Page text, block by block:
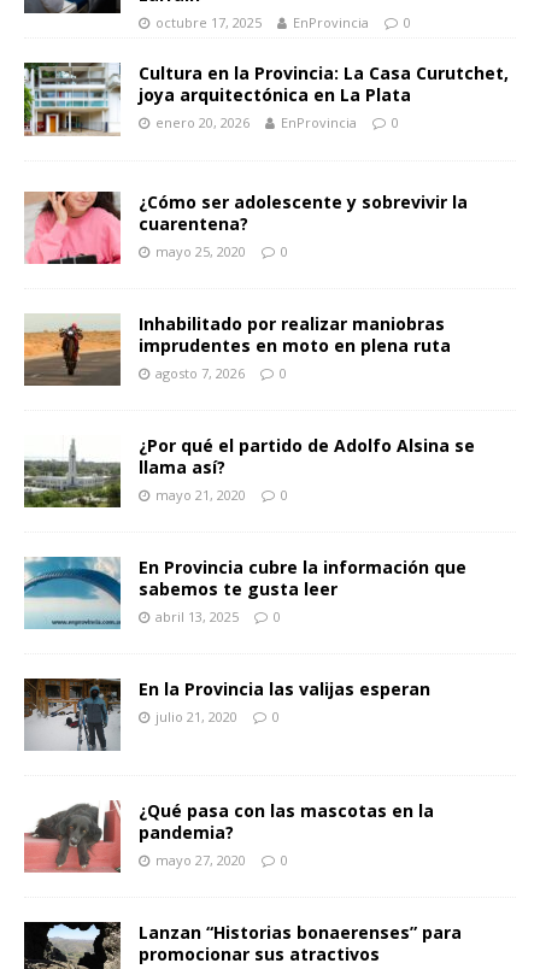
octubre 17, 2025 EnProvincia 0
Cultura en la Provincia: La Casa Curutchet,
joya arquitectónica en La Plata
enero 20, 2026 EnProvincia 0
¿Cómo ser adolescente y sobrevivir la
cuarentena?
mayo 25, 2020 0
Inhabilitado por realizar maniobras
imprudentes en moto en plena ruta
agosto 7, 2026 0
¿Por qué el partido de Adolfo Alsina se
llama así?
mayo 21, 2020 0
En Provincia cubre la información que
sabemos te gusta leer
abril 13, 2025 0
En la Provincia las valijas esperan
julio 21, 2020 0
¿Qué pasa con las mascotas en la
pandemia?
mayo 27, 2020 0
Lanzan “Historias bonaerenses” para
promocionar sus atractivos